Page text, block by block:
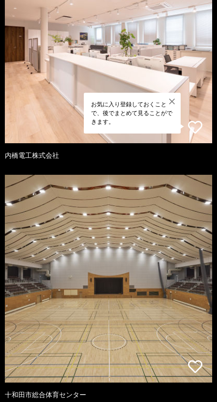
お気に入り登録しておくこと
で、後でまとめて見ることがで
きます。
内橋電工株式会社
十和田市総合体育センター